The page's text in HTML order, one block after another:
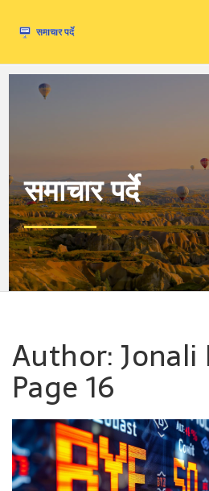
समाचार पर्दे
Author: Jonali
Page 16